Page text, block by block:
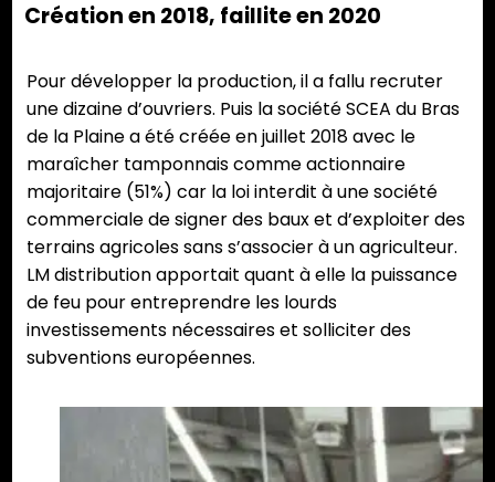
Création en 2018, faillite en 2020
Pour développer la production, il a fallu recruter
une dizaine d’ouvriers. Puis la société SCEA du Bras
de la Plaine a été créée en juillet 2018 avec le
maraîcher tamponnais comme actionnaire
majoritaire (51%) car la loi interdit à une société
commerciale de signer des baux et d’exploiter des
terrains agricoles sans s’associer à un agriculteur.
LM distribution apportait quant à elle la puissance
de feu pour entreprendre les lourds
investissements nécessaires et solliciter des
subventions européennes.